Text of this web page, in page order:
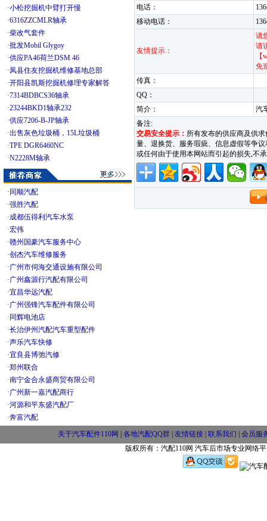
·小松挖掘机中臂打开慢
·6316ZZCMLR轴承
·柴改气套件
·批发Mobil Glygoy
·供应PA46荷兰DSM 46
·凤县住友挖掘机维修基地总部
·开阳县凯斯挖掘机修理专家解答
·7314BDBCS36轴承
·23244BKD1轴承232
·供应7206-B-JP轴承
·出售灰色垃圾桶，15L垃圾桶
·TPE DGR6460NC
·N2228M轴承
· 同顺汽配
·强胜汽配
·成都伍得利汽车水泵
·宏伟
·赣州国豪汽车服务中心
·创杰汽车维修服务
·广州市伺海交通设施有限公司
·广州鑫源行汽配有限公司
·宜昌华远汽配
·广州强锋汽车配件有限公司
· 同辉电池店
·长治伊州汽配汽车重型配件
·声乐汽车快修
·宜良县博弛汽修
·郑州联合
·南宁金合永盛商贸有限公司
·广州新一嘉汽配商行
·河源和平东盛汽配厂
·奔富汽配
电话：
移动电话：
友情提示：
请
请
免
传真：
QQ：
简介：
汽
备注:
交易安全提示： 所有发布的供应商及供
量、退换货、服务瑕疵、信息虚假等争
或任何由于使用本网站而引起的损失,
关于汽车配件110网 各地汽配QQ群 友情链接 联系我们
会员服
版权所有：汽配110网 汽车后市场专业网络